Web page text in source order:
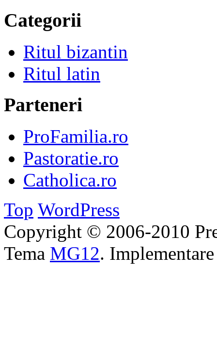
Categorii
Ritul bizantin
Ritul latin
Parteneri
ProFamilia.ro
Pastoratie.ro
Catholica.ro
Top WordPress
Copyright © 2006-2010
Tema MG12.